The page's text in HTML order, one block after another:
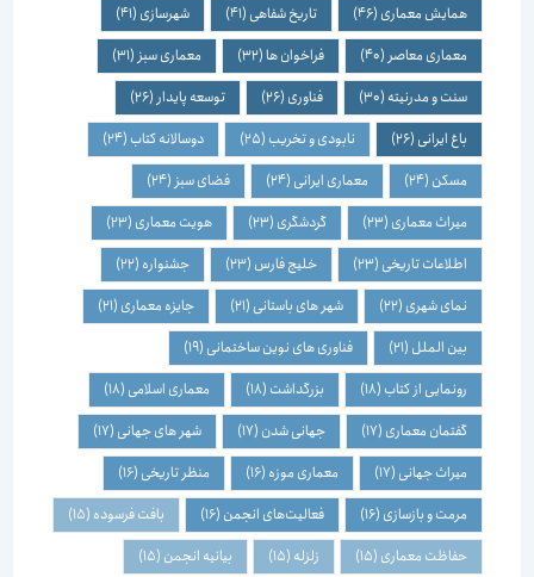
همایش معماری(46) تاریخ شفاهی(41) شهرسازی(41)
معماری معاصر(40) فراخوان ها(32) معماری سبز(31)
سنت و مدرنیته(30) فناوری(26) توسعه پایدار(26)
باغ ایرانی(26) نابودی و تخریب(25) دوسالانه کتاب(24)
مسکن(24) معماری ایرانی(24) فضای سبز(24)
میراث معماری(23) گردشگری(23) هویت معماری(23)
اطلاعات تاریخی(23) خلیج فارس(23) جشنواره(22)
نمای شهری(22) شهر های باستانی(21) جایزه معماری(21)
بین الملل(21) فناوری های نوین ساختمانی(19)
رونمایی از کتاب(18) بزرگداشت(18) معماری اسلامی(18)
گفتمان معماری(17) جهانی شدن(17) شهر های جهانی(17)
میراث جهانی(17) معماری موزه(16) منظر تاریخی(16)
مرمت و بازسازی(16) فعالیت‌های انجمن(16) بافت فرسوده(15)
حفاظت معماری(15) زلزله(15) بیانیه انجمن(15)